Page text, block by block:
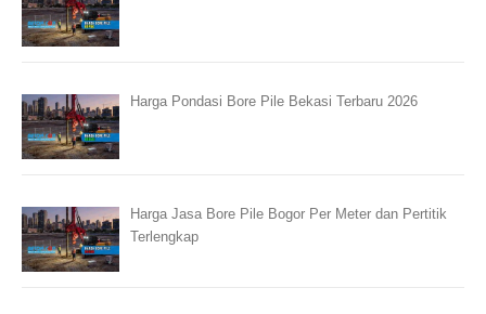
Harga Pondasi Bore Pile Bekasi Terbaru 2026
Harga Jasa Bore Pile Bogor Per Meter dan Pertitik
Terlengkap